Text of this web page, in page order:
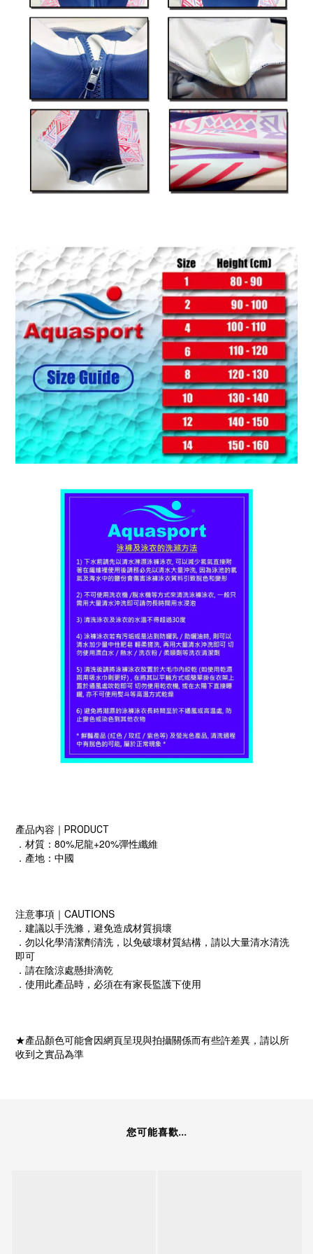
產品內容｜PRODUCT
．材質：80%尼龍+20%彈性纖維
．產地：中國
注意事項｜CAUTIONS
．建議以手洗滌，避免造成材質損壞
．勿以化學清潔劑清洗，以免破壞材質結構，請以大量清水清洗
即可
．請在陰涼處懸掛滴乾
．使用此產品時，必須在有家長監護下使用
★產品顏色可能會因網頁呈現與拍攝關係而有些許差異，請以所
收到之實品為準
您可能喜歡...